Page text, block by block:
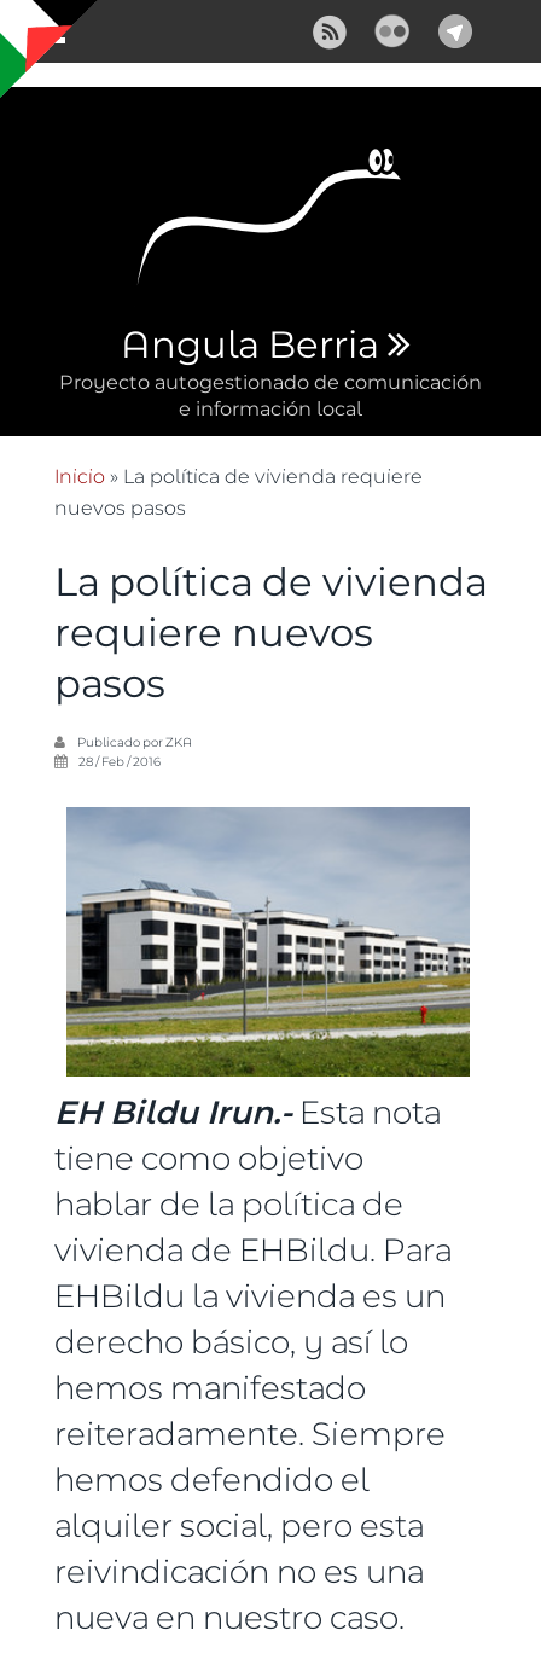
Pasar al contenido principal
Angula Berria
Proyecto autogestionado de comunicación
e información local
Se encuentra usted aquí
Inicio» La política de vivienda requiere
nuevos pasos
La política de vivienda
requiere nuevos
pasos
Publicado porZKA
28 / Feb / 2016
EH Bildu Irun.- Esta nota
tiene como objetivo
hablar de la política de
vivienda de EHBildu. Para
EHBildu la vivienda es un
derecho básico, y así lo
hemos manifestado
reiteradamente. Siempre
hemos defendido el
alquiler social, pero esta
reivindicación no es una
nueva en nuestro caso.